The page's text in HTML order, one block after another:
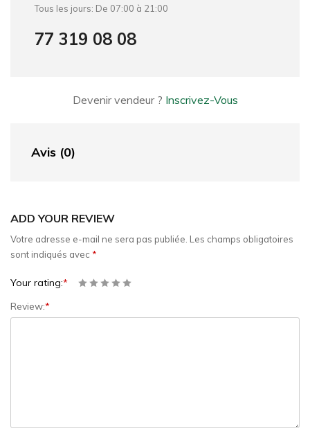
Tous les jours: De 07:00 à 21:00
77 319 08 08
Devenir vendeur ? Inscrivez-Vous
Avis (0)
ADD YOUR REVIEW
Votre adresse e-mail ne sera pas publiée. Les champs obligatoires
sont indiqués avec *
Your rating:*
Review:*